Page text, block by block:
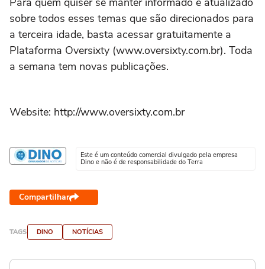
sobre todos esses temas que são direcionados para
a terceira idade, basta acessar gratuitamente a
Plataforma Oversixty (www.oversixty.com.br). Toda
a semana tem novas publicações.
Website: http://www.oversixty.com.br
Este é um conteúdo comercial divulgado pela empresa
Dino e não é de responsabilidade do Terra
Compartilhar
TAGS DINO NOTÍCIAS